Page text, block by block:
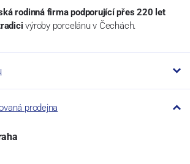
rodinná firma podporující přes 220 let
výroby porcelánu v Čechách.
prodejna